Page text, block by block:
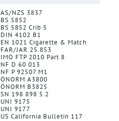
AS/NZS 3837
BS 5852
BS 5852 Crib 5
DIN 4102 B1
EN 1021 Cigarette & Match
FAR/JAR 25.853
IMO FTP 2010 Part 8
NF D 60 013
NF P 92507 M1
ÖNORM A3800
ÖNORM B3825
SN 198 898 5.2
UNI 9175
UNI 9177
US California Bulletin 117